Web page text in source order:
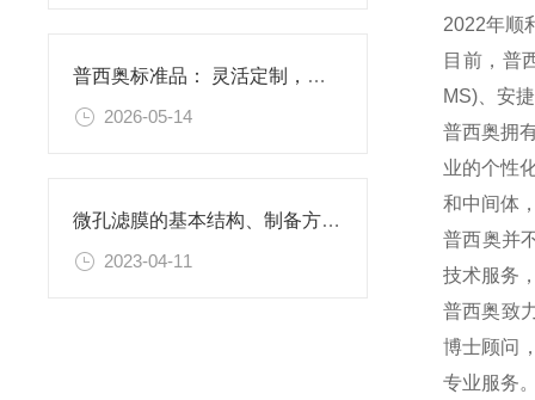
普西奥标准品： 灵活定制，满足特殊需求
2026-05-14
微孔滤膜的基本结构、制备方法、性能特点以及应用领域
2023-04-11
2022年顺
目前，普
MS)、安
普西奥拥
业的个性
和中间体
普西奥并
技术服务
普西奥致
博士顾问
专业服务